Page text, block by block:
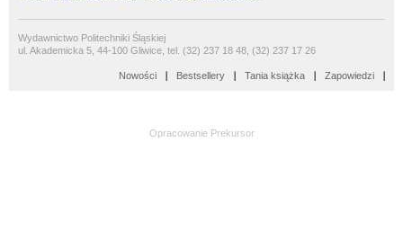
Wydawnictwo Politechniki Śląskiej
ul. Akademicka 5, 44-100 Gliwice, tel. (32) 237 18 48, (32) 237 17 26
Nowości Bestsellery Tania książka Zapowiedzi
Opracowanie Prekursor